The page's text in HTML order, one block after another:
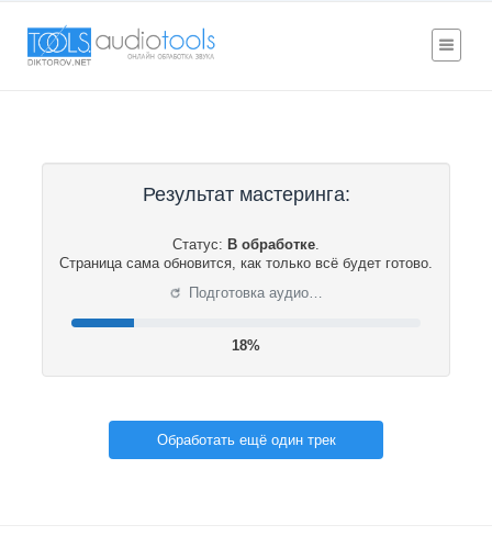
Результат мастеринга:
Статус: В обработке.
Страница сама обновится, как только всё будет готово.
⟳ Подготовка аудио…
19%
Обработать ещё один трек